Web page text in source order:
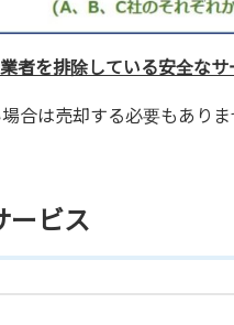
者を排除している安全な
合は売却する必要もありま
ービス